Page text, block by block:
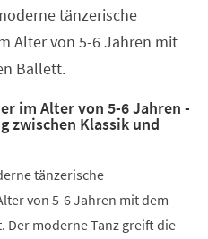
tänzerische
Alter von 5-6 Jahren mit
Ballett.
im Alter von 5-6 Jahren -
zwischen Klassik und
tänzerische
von 5-6 Jahren mit dem
Der moderne Tanz greift die